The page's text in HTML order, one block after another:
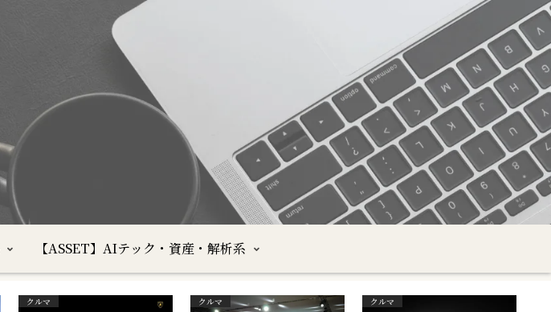
【ASSET】AIテック・資産・解析系
クルマ クルマ クルマ